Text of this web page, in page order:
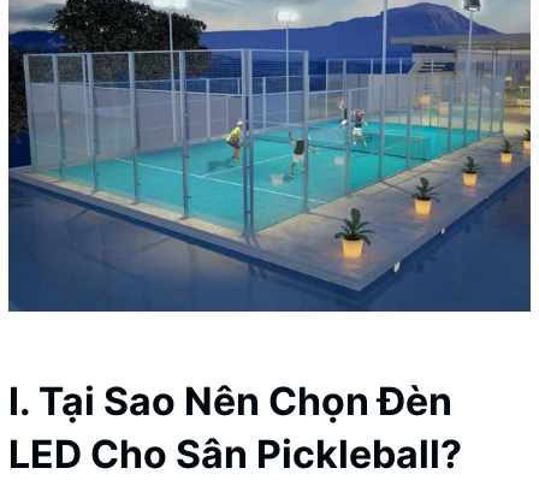
I. Tại Sao Nên Chọn Đèn
LED Cho Sân Pickleball?